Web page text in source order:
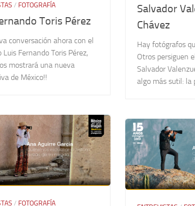
Salvador
Chávez
Hay fotógrafos
Otros persiguen
Salvador
algo más sutil: la
/ FOTOGRAFÍA
Toris Pérez
conversación ahora con el
Fernando Toris Pérez,
mostrará una nueva
de México!!
/ FOTOGRAFÍA